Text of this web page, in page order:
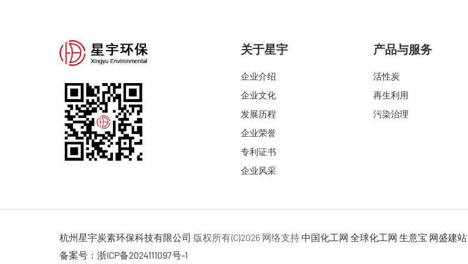
关于星宇
企业介绍
企业文化
发展历程
企业荣誉
专利证书
企业风采
产品与服务
活性炭
再生利用
污染治理
杭州星宇炭素环保科技有限公司 版权所有(C)2026 网络支持 中国化工网 全球化工网 生意宝 网盛建站
备案号：浙ICP备2024111097号-1